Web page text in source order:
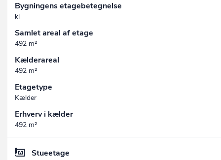
Bygningens etagebetegnelse
kl
Samlet areal af etage
492 m²
Kælderareal
492 m²
Etagetype
Kælder
Erhverv i kælder
492 m²
Stueetage